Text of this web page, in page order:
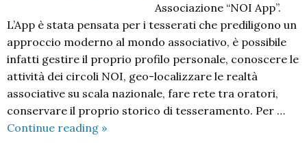
Associazione “NOI App”.
L’App è stata pensata per i tesserati che prediligono un
approccio moderno al mondo associativo, è possibile
infatti gestire il proprio profilo personale, conoscere le
attività dei circoli NOI, geo-localizzare le realtà
associative su scala nazionale, fare rete tra oratori,
conservare il proprio storico di tesseramento. Per …
Continue reading NOI
»